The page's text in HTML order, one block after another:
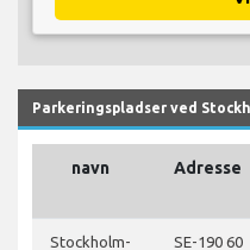
Parkeringspladser ved
navn Adresse
Stockholm-
SE-190 60